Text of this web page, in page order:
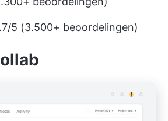
5 (3.500+ beoordelingen)